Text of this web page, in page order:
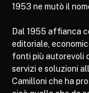
1953 ne mutò il
Dal 1955 affianca
editoriale,
fonti più autorevoli
servizi e soluzioni
Camilloni che ha